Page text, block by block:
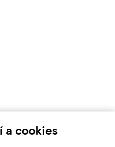
a cookies